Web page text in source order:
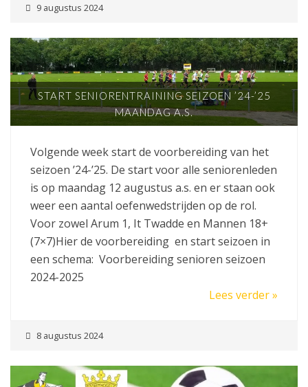
9 augustus 2024
START SENIORENTRAINING SEIZOEN ’24-’25
MAANDAG A.S.
Volgende week start de voorbereiding van het
seizoen ’24-’25. De start voor alle seniorenleden
is op maandag 12 augustus a.s. en er staan ook
weer een aantal oefenwedstrijden op de rol.
Voor zowel Arum 1, It Twadde en Mannen 18+
(7×7)Hier de voorbereiding en start seizoen in
een schema: Voorbereiding senioren seizoen
2024-2025
Lees verder »
8 augustus 2024